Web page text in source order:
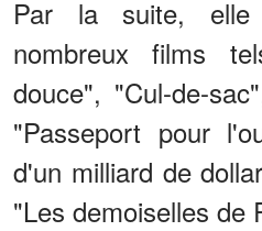
Par la suite,
nombreux films
douce", "Cul-de-
"Passeport pour
d'un milliard de
"Les demoiselles de